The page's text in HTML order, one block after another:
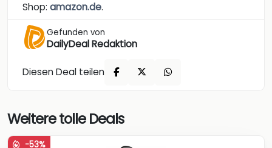
Shop: amazon.de.
Gefunden von
DailyDeal Redaktion
Diesen Deal teilen
Weitere tolle Deals
-53%